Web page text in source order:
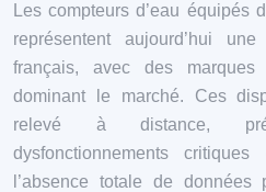
Les compteurs d’eau équipés
représentent aujourd’hui
français, avec des
dominant le marché. Ces
relevé à distance,
dysfonctionnements
l’absence totale de